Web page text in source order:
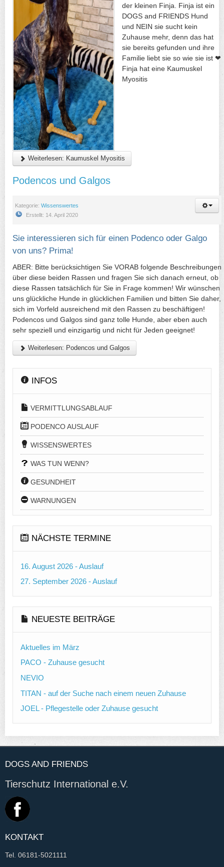
der kleinen Finja. Finja ist ein
DOGS and FRIENDS Hund
und NEIN sie sucht kein
Zuhause mehr, denn das hat
sie bereits gefunden und ihre
Familie liebt sie so wie sie ist ❤
Finja hat eine Kaumuskel
Myositis
Weiterlesen: Kaumuskel Myositis
Podencos und Galgos
Kategorie: Wissenswertes
Erstellt: 14. April 2020
Sie interessieren sich für einen Podenco oder Galgo
von uns? Prima!
ABER: Bitte berücksichtigen Sie VORAB folgende Beschreibungen
über diese beiden Rassen und fragen Sie sich danach erneut, ob
diese Rassen tatsächlich für Sie in Frage kommen! Wir wünschen
uns glückliche Hunde in glücklichen Familien und bitten Sie daher,
sich im Vorfeld ausreichend mit den Rassen zu beschäftigen!
Podencos und Galgos sind ganz tolle Hunde, aber eben auch
sehr speziell und einzigartig und nicht für Jeden geeignet!
Weiterlesen: Podencos und Galgos
INFOS
VERMITTLUNGSABLAUF
PODENCO AUSLAUF
WISSENSWERTES
WAS TUN WENN?
GESUNDHEIT
WARNUNGEN
NÄCHSTE TERMINE
16. August 2026 - Auslauf
27. September 2026 - Auslauf
NEUESTE BEITRÄGE
Aktuelles im März
PACO - Zuhause gesucht
NEVIO
TITAN - auf der Suche nach einem neuen Zuhause
JOEL - Pflegestelle oder Zuhause gesucht
DOGS AND FRIENDS
Tierschutz International e.V.
KONTAKT
Tel. 06181-5021111